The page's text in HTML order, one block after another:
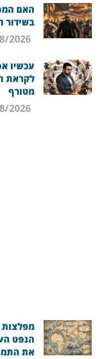
האם
בשידור
עכשיו
לקראת
מטורף
מפלצות
הנפט
את